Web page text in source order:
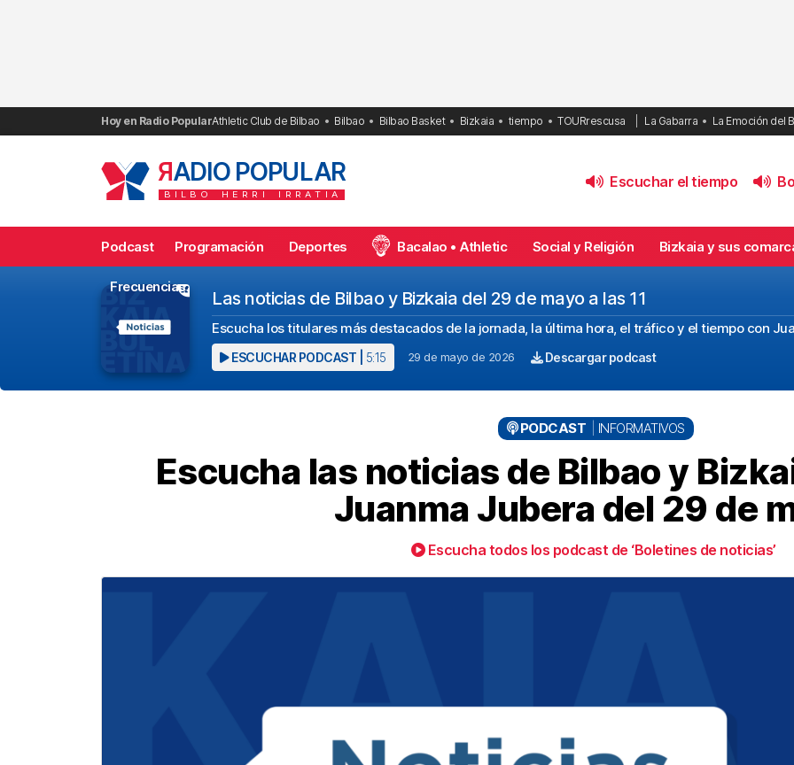
Hoy en Radio PopularAthletic Club de Bilbao Bilbao Bilbao Basket Bizkaia tiempo TOURrescusa La Gabarra La Emoción del
RADIO POPULAR
BILBO HERRI IRRATIA
Escuchar el tiempo
Podcast Programación Deportes Bacalao • Athletic Social y Religión Bizkaia y sus
Frecuencias
Las noticias de Bilbao y Bizkaia del 29 de mayo a las 11
Escucha los titulares más destacados de la jornada, la última hora, el tráfico y el tiempo con
ESCUCHAR PODCAST | 5:15 29 de mayo de 2026 Descargar podcast
PODCAST INFORMATIVOS
Escucha las noticias de Bilbao y
Juanma Jubera del 29 de
Escucha todos los podcast de ‘Boletines de noticias’